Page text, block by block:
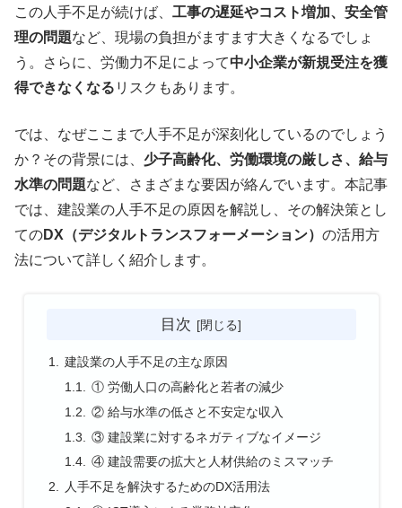
この人手不足が続けば、 工事の遅延やコスト増加、安全管
理の問題など、現場の負担がますます大きくなるでしょ
う。さらに、労働力不足によって中小企業が新規受注を獲
得できなくなる リスクもあります。
では、なぜここまで人手不足が深刻化しているのでしょう
か？その背景には、 少子高齢化、労働環境の厳しさ、給与
水準の問題など、さまざまな要因が絡んでいます。本記事
では、建設業の人手不足の原因を解説し、その解決策とし
てのDX（デジタルトランスフォーメーション） の活用方
法について詳しく紹介します。
目次
建設業の人手不足の主な原因
① 労働人口の高齢化と若者の減少
② 給与水準の低さと不安定な収入
③ 建設業に対するネガティブなイメージ
④ 建設需要の拡大と人材供給のミスマッチ
人手不足を解決するためのDX活用法